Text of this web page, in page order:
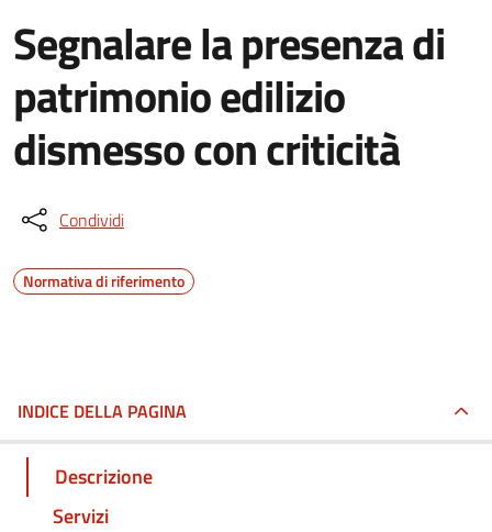
Segnalare la presenza di
patrimonio edilizio
dismesso con criticità
Condividi
Normativa di riferimento
INDICE DELLA PAGINA
Descrizione
Servizi